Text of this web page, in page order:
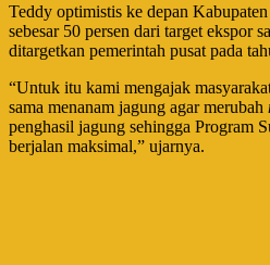
Teddy optimistis ke depan
sebesar 50 persen dari target ekspor
ditargetkan pemerintah pusat pada
“Untuk itu kami mengajak
sama menanam jagung agar merubah
penghasil jagung sehingga Program
berjalan maksimal,” ujarnya.